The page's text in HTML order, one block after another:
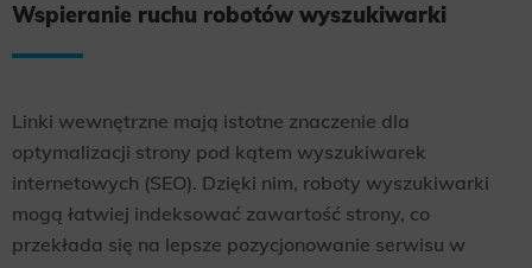
Wspieranie ruchu robotów wyszukiwarki
Linki wewnętrzne mają istotne znaczenie dla
optymalizacji strony pod kątem wyszukiwarek
internetowych (SEO). Dzięki nim, roboty wyszukiwarki
mogą łatwiej indeksować zawartość strony, co
przekłada się na lepsze pozycjonowanie serwisu w